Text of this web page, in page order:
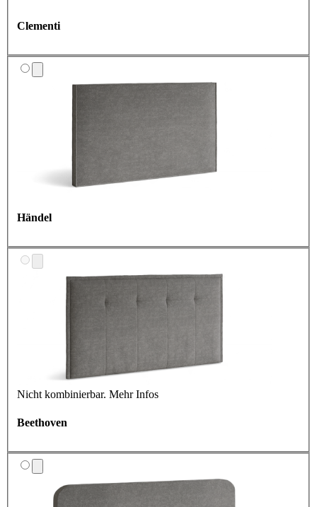
Clementi
Händel
Nicht kombinierbar. Mehr Infos
Beethoven